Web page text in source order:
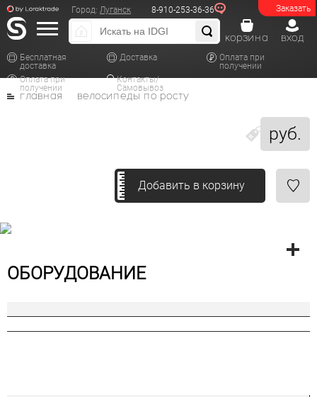
Заказать
Город: Луганск 8-910-253-36-36
Бесплатная
доставка
Доставка
Оплата при
получении
Оплата при
получении
Контакты/
Самовывоз
вход
корзина
руб.
главная велосипеды по росту
Добавить в корзину
ОБОРУДОВАНИЕ